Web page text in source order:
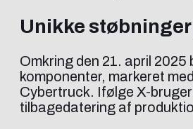
Unikke
Omkring den 21. april
komponenter, markeret
Cybertruck. Ifølge X-
tilbagedatering af